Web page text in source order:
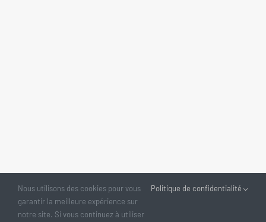
Nous utilisons des cookies pour vous
garantir la meilleure expérience sur
notre site. Si vous continuez à utiliser
Politique de confidentialité